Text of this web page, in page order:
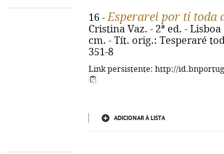
16 -Esperarei por ti toda
Cristina Vaz. - 2ª ed. -
cm. - Tít. orig.: Tesperaré
351-8
Link persistente: http://
ADICIONAR À LISTA